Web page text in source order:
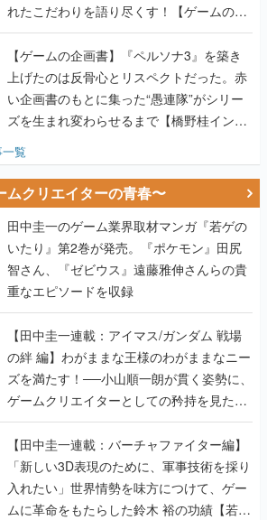
れたこだわりを語り尽くす！【ゲームの企
画書】
【ゲームの企画書】『ペルソナ3』を築き
上げたのは反骨心とリスペクトだった。赤
い企画書のもとに集った“愚連隊”がシリー
ズを生まれ変わらせるまで【橋野桂インタ
ビュー】
覧
ムクリエイターの青春〜
田中圭一のゲーム業界取材マンガ『若ゲの
いたり』第2巻が発売。『ポケモン』田尻
智さん、『ゼビウス』遠藤雅伸さんらの貴
重なエピソードを収録
【田中圭一連載：アイマス/ガンダム 戦場
の絆 編】わがままな王様のわがままなニー
ズを満たす！──小山順一朗が貫く姿勢に、
ゲームクリエイターとしての矜持を見た
【若ゲのいたり最終回】
【田中圭一連載：バーチャファイター編】
「新しい3D表現のために、軍事技術を採り
入れたい」世界情勢を味方につけて、ゲー
ムに革命をもたらした鈴木 裕の功績【若ゲ